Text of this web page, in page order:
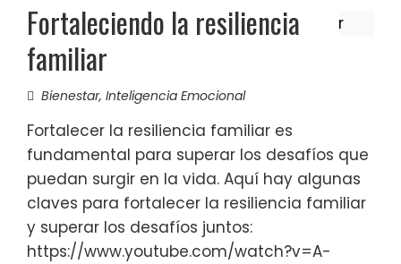
Fortaleciendo la resiliencia
familiar
Bienestar, Inteligencia Emocional
Fortalecer la resiliencia familiar es
fundamental para superar los desafíos que
puedan surgir en la vida. Aquí hay algunas
claves para fortalecer la resiliencia familiar
y superar los desafíos juntos:
https://www.youtube.com/watch?v=A-